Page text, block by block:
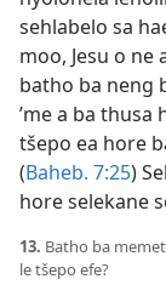
sehlabelo sa
moo, Jesu o ne
batho ba neng
’me a ba thusa
tšepo ea hore
(Baheb. 7:25)
hore selekane
13. Batho ba
le tšepo efe?